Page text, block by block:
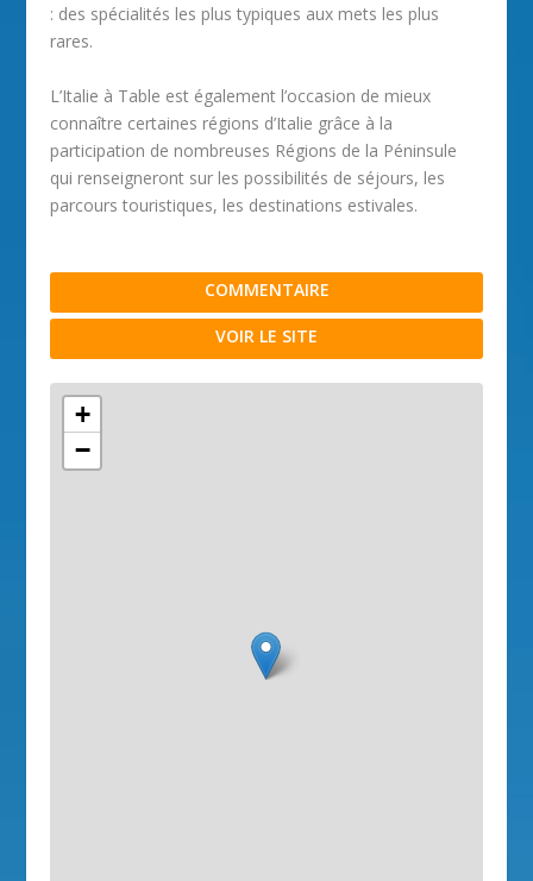
: des spécialités les plus typiques aux mets les plus
rares.
L’Italie à Table est également l’occasion de mieux
connaître certaines régions d’Italie grâce à la
participation de nombreuses Régions de la Péninsule
qui renseigneront sur les possibilités de séjours, les
parcours touristiques, les destinations estivales.
COMMENTAIRE
VOIR LE SITE
+
−